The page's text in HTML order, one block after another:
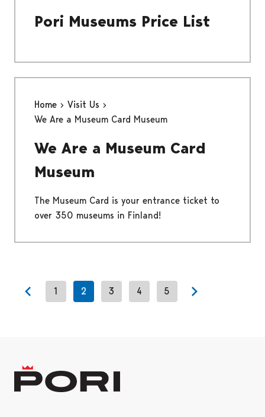
Pori Museums Price List
Home
Visit Us
We Are a Museum Card Museum
We Are a Museum Card
Museum
The Museum Card is your entrance ticket to
over 350 museums in Finland!
Previous page
1 2 3 4 5